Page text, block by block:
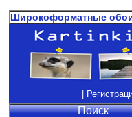
Широкоформатные обои
|
Поиск